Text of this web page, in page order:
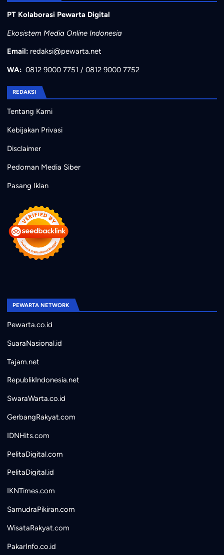
PT Kolaborasi Pewarta Digital
Ekosistem Media Online Indonesia
Email: redaksi@pewarta.net
WA: 0812 9000 7751 / 0812 9000 7752
REDAKSI
Tentang Kami
Kebijakan Privasi
Disclaimer
Pedoman Media Siber
Pasang Iklan
PEWARTA NETWORK
Pewarta.co.id
SuaraNasional.id
Tajam.net
RepublikIndonesia.net
SwaraWarta.co.id
GerbangRakyat.com
IDNHits.com
PelitaDigital.com
PelitaDigital.id
IKNTimes.com
SamudraPikiran.com
WisataRakyat.com
PakarInfo.co.id